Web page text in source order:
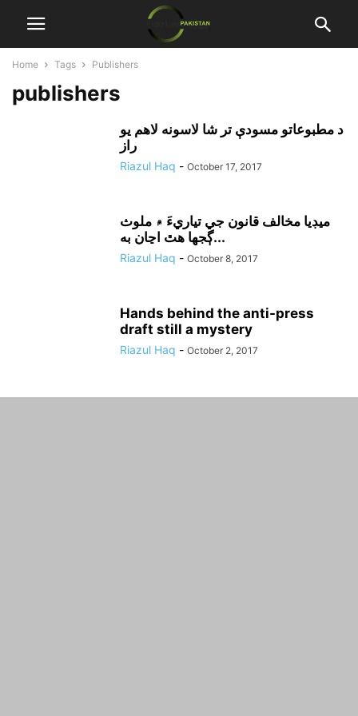
Home Tags Publishers
publishers
د مطبوعاتو مسودې تر شا لاسونه لاهم يو
راز
Riazul Haq - October 17, 2017
ميڊيا مخالف قانون جي تياريءَ ۾ ملوث
ڳجها هٿ اڃان به...
Riazul Haq - October 8, 2017
Hands behind the anti-press
draft still a mystery
Riazul Haq - October 2, 2017